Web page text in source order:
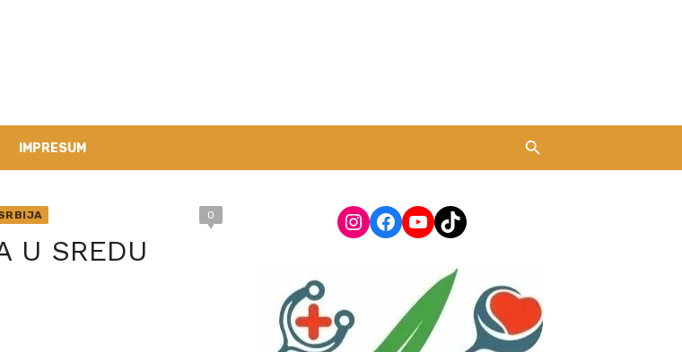
IMPRESUM
0
U SREDU
Instagram
Facebook
YouTube
TikTok